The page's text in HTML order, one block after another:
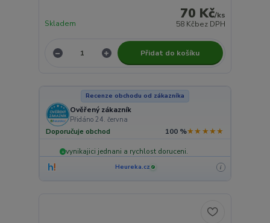
70 Kč/ks
58 Kčbez DPH
Skladem
Přidat do košíku
Recenze obchodu od zákazníka
Ověřený zákazník
Přidáno 24. června
Doporučuje obchod 100 %★★★★★
+ vynikajici jednani a rychlost doruceni.
Heureka.cz ✓ i